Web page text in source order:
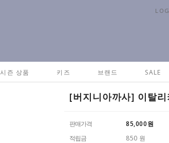
시즌 상품 키즈 브랜드 SALE
[버지니아까사] 이탈리
판매가격 85,000원
적립금
850 원